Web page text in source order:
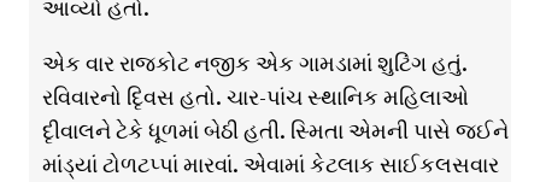
આવ્યો હતો.
એક વાર રાજકોટ નજીક એક ગામડામાં શુટિંગ હતું.
રવિવારનો દિૃવસ હતો. ચાર-પાંચ સ્થાનિક મહિલાઓ
દૃીવાલને ટેકે ધૂળમાં બેઠી હતી. સ્મિતા એમની પાસે જઈને
માંડ્યાં ટોળટપ્પાં મારવાં. એવામાં કેટલાક સાઈકલસવાર